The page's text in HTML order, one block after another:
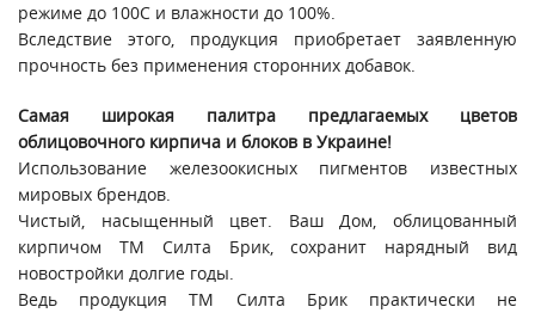
режиме до 100С и влажности до 100%.
Вследствие этого, продукция приобретает заявленную
прочность без применения сторонних добавок.
Самая широкая палитра предлагаемых цветов
облицовочного кирпича и блоков в Украине!
Использование железоокисных пигментов известных
мировых брендов.
Чистый, насыщенный цвет. Ваш Дом, облицованный
кирпичом ТМ Силта Брик, сохранит нарядный вид
новостройки долгие годы.
Ведь продукция ТМ Силта Брик практически не